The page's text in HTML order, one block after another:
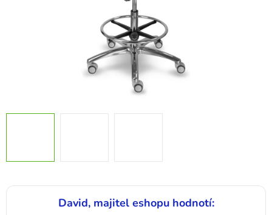
David, majitel eshopu hodnotí: